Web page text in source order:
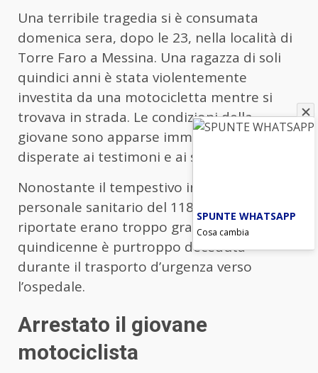
Una terribile tragedia si è consumata
domenica sera, dopo le 23, nella località di
Torre Faro a Messina. Una ragazza di soli
quindici anni è stata violentemente
investita da una motocicletta mentre si
trovava in strada. Le condizioni della
giovane sono apparse immediatamente
disperate ai testimoni e ai soccorritori.
Nonostante il tempestivo intervento del
personale sanitario del 118, le ferite
riportate erano troppo gravi e la
quindicenne è purtroppo deceduta
durante il trasporto d’urgenza verso
l’ospedale.
Arrestato il giovane
motociclista
SPUNTE WHATSAPP
Cosa cambia